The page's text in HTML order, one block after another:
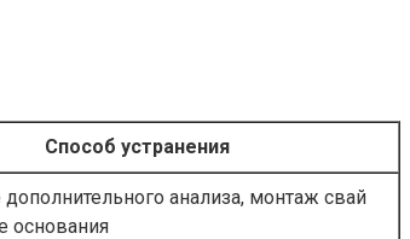
Способ устранения
анализа, монтаж свай
основания